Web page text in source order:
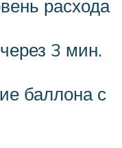
расхода
3 мин.
баллона с